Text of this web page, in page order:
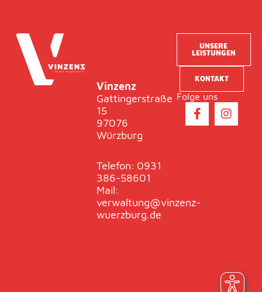
Vinzenz
Gattingerstraße
15
97076
Würzburg
Telefon: 0931
386-58601
Mail:
verwaltung@vinzenz-
wuerzburg.de
UNSERE
LEISTUNGEN
KONTAKT
Folge uns
F
a
-
I
n